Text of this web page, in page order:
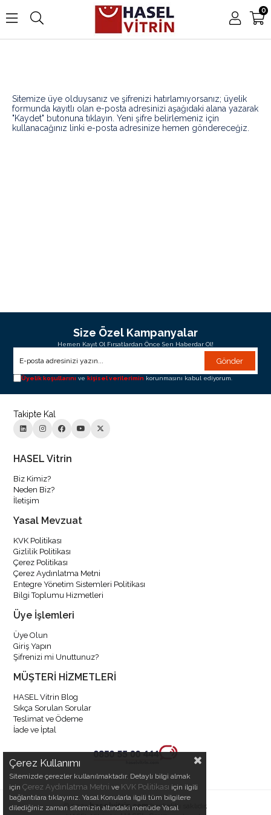
0
Sitemize üye olduysanız ve şifrenizi hatırlamıyorsanız; üyelik
formunda kayıtlı olan e-posta adresinizi aşağıdaki alana yazarak
"Kaydet" butonuna tıklayın. Yeni şifre belirlemeniz için
kullanacağınız linki e-posta adresinize hemen göndereceğiz.
Size Özel Kampanyalar
Hemen Kayıt Ol Fırsatlardan Önce Sen Haberdar Ol!
Gönder
Üyelik koşullarını vekişisel verilerimin korunmasını kabul ediyorum.
Takipte Kal
HASEL Vitrin
Biz Kimiz?
Neden Biz?
İletişim
Yasal Mevzuat
KVK Politikası
Gizlilik Politikası
Çerez Politikası
Çerez Aydınlatma Metni
Entegre Yönetim Sistemleri Politikası
Bilgi Toplumu Hizmetleri
Üye İşlemleri
Üye Olun
Giriş Yapın
Şifrenizi mi Unuttunuz?
MÜŞTERİ HİZMETLERİ
HASEL Vitrin Blog
Sıkça Sorulan Sorular
Teslimat ve Ödeme
İade ve İptal
© 2023haselvitrin.comher hakkı saklıdır.
Çerez Kullanımı
Sitemizde çerezler kullanılmaktadır. Detaylı bilgi almak
için Çerez Aydınlatma Metni ve KVK Politikası için ilgili
bağlantılara tıklayınız. Yasal Konularla ilgili tüm bilgilere
dilediğiniz zaman sitemizin altındaki menüde Yasal